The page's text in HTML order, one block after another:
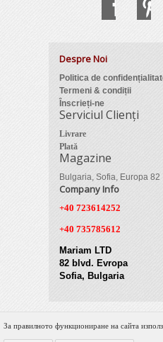
Despre Noi
Politica de
Termeni & condiții
Înscrieți-ne
Serviciul Clienți
Livrare
Plată
Magazine
Bulgaria, Sofia, Europa 82
Company Info
+40 723614252
+40 735785612
Mariam LTD
82 blvd. Evropa
Sofia, Bulgaria
© 2012 Zimber Tools.
За правилното функциониране на сайта